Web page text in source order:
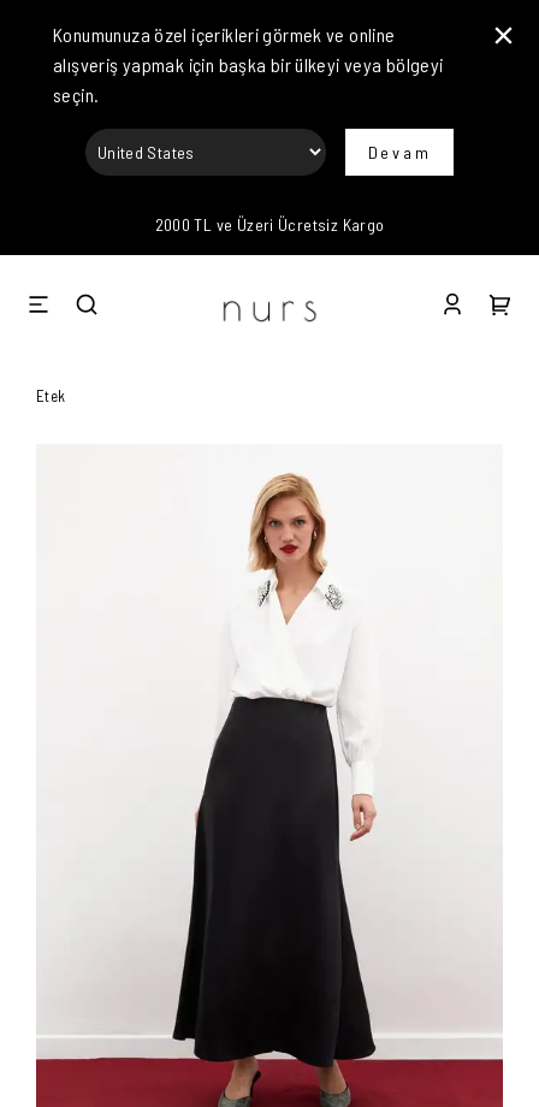
Konumunuza özel içerikleri görmek ve online
alışveriş yapmak için başka bir ülkeyi veya bölgeyi
seçin.
Devam
2000 TL ve Üzeri Ücretsiz Kargo
Etek